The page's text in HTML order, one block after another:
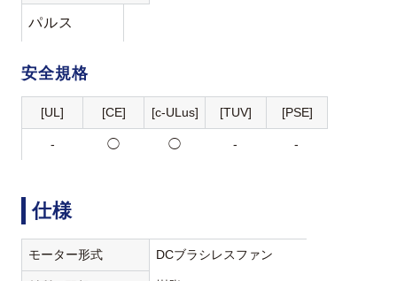
パルス
安全規格
[UL] [CE] [c-ULus] [TUV] [PSE]
- ◯ ◯ - -
仕様
モーター形式 DCブラシレスファン